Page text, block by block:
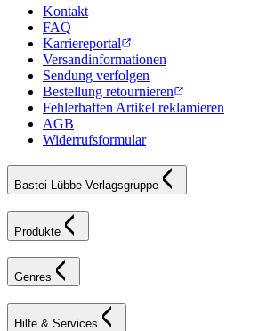
Kontakt
FAQ
Karriereportal
Versandinformationen
Sendung verfolgen
Bestellung retournieren
Fehlerhaften Artikel reklamieren
AGB
Widerrufsformular
Bastei Lübbe Verlagsgruppe
Produkte
Genres
Hilfe & Services